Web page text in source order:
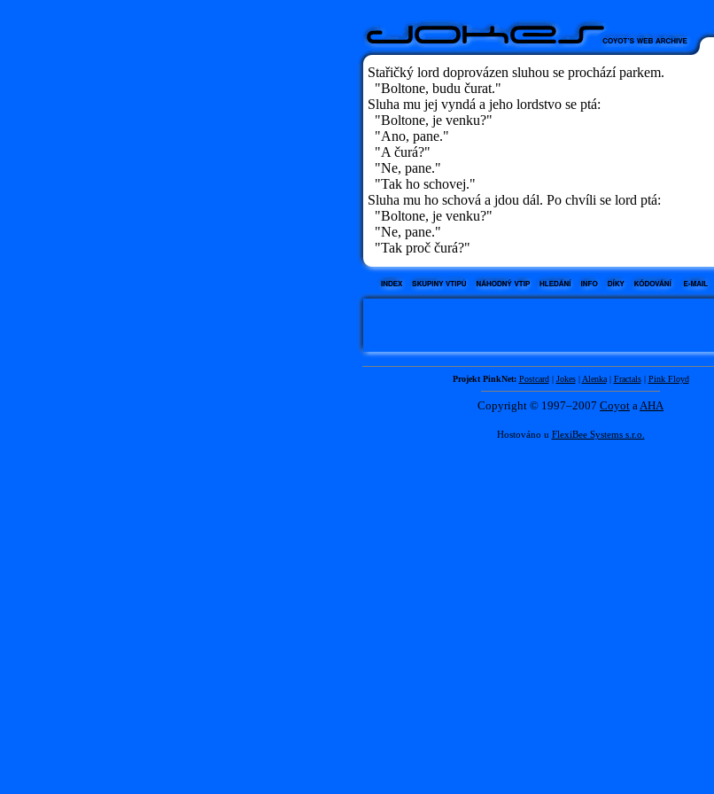
Stařičký lord doprovázen sluhou se prochází parkem.
"Boltone, budu čurat."
Sluha mu jej vyndá a jeho lordstvo se ptá:
"Boltone, je venku?"
"Ano, pane."
"A čurá?"
"Ne, pane."
"Tak ho schovej."
Sluha mu ho schová a jdou dál. Po chvíli se lord ptá:
"Boltone, je venku?"
"Ne, pane."
"Tak proč čurá?"
Projekt PinkNet: Postcard| Jokes| Alenka| Fractals| Pink Floyd
Copyright © 1997–2007 Coyot aAHA
Hostováno u FlexiBee Systems s.r.o.